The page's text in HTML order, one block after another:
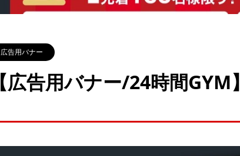
広告用バナー
【広告用バナー/24時間GYM】